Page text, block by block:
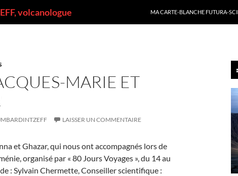
volcanologue
MA CARTE-BLANCHE FUTURA-
MARIE ET
LAISSER UN COMMENTAIRE
et Ghazar, qui nous ont accompagnés lors de
organisé par « 80 Jours Voyages », du 14 au
: Sylvain Chermette, Conseiller scientifique :